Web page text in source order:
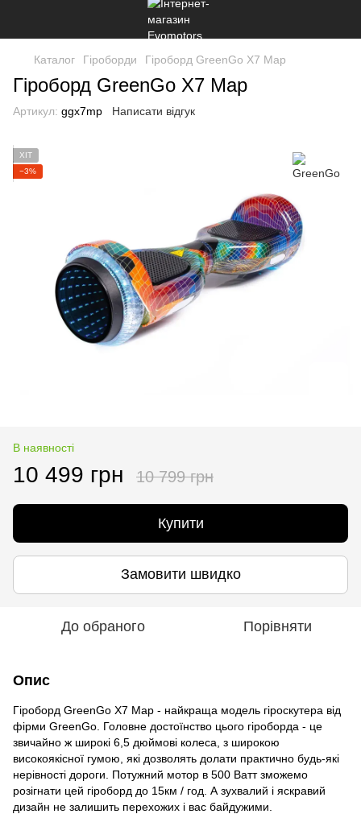
Каталог Гіроборди Гіроборд GreenGo X7 Map
Гіроборд GreenGo X7 Map
Артикул: ggx7mp Написати відгук
ХІТ
−3%
В наявності
10 499 грн 10 799 грн
Купити
Замовити швидко
До обраного Порівняти
Опис
Гіроборд GreenGo X7 Map - найкраща модель гіроскутера від
фірми GreenGo. Головне достоїнство цього гіроборда - це
звичайно ж широкі 6,5 дюймові колеса, з широкою
високоякісної гумою, які дозволять долати практично будь-які
нерівності дороги. Потужний мотор в 500 Ватт зможемо
розігнати цей гіроборд до 15км / год. А зухвалий і яскравий
дизайн не залишить перехожих і вас байдужими.